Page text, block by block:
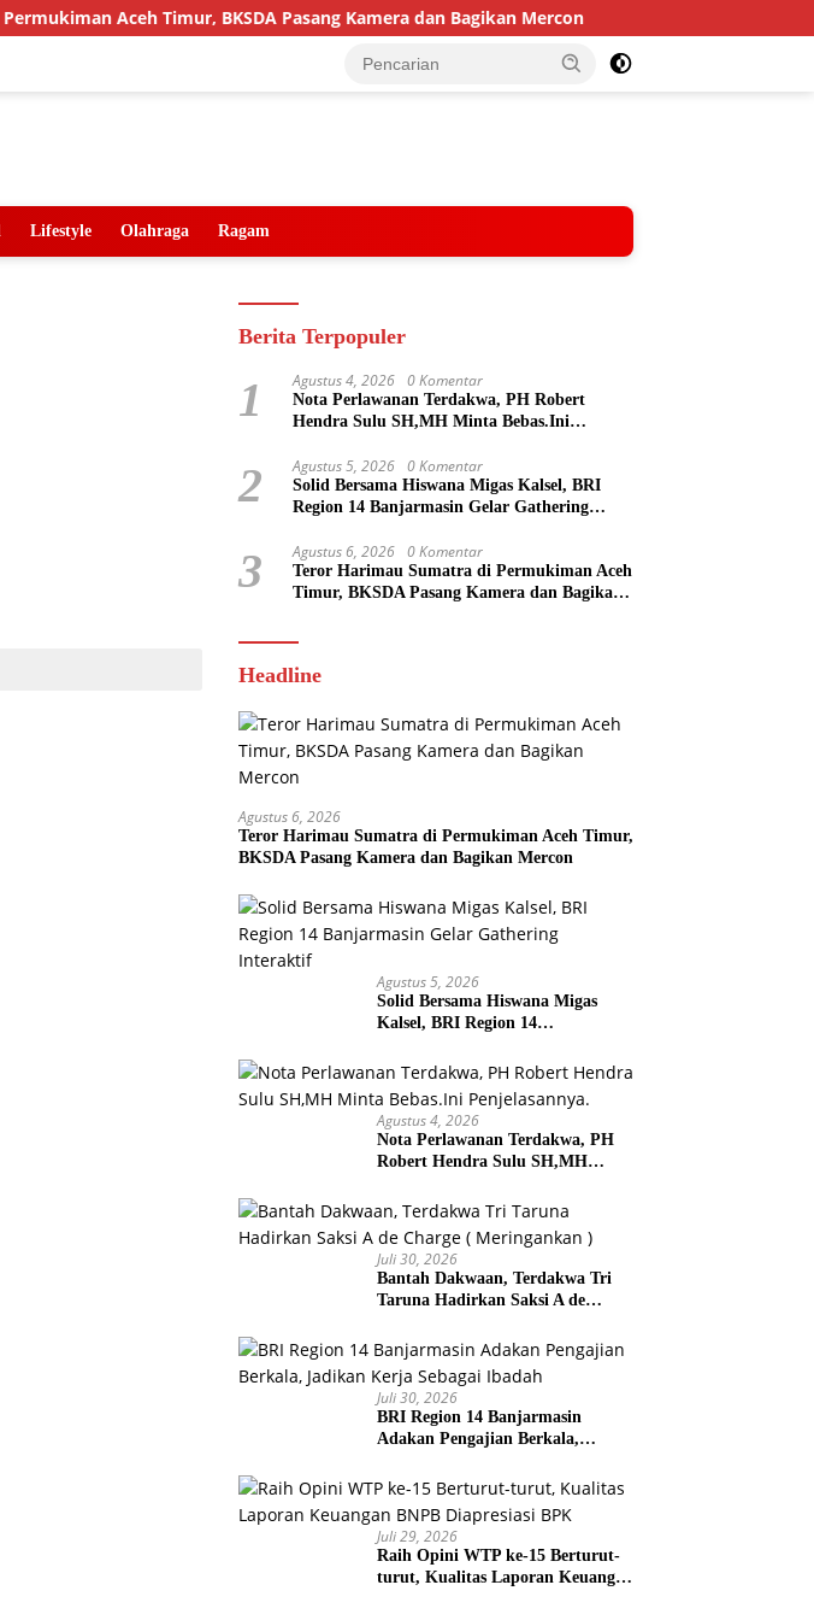
Aceh Timur, BKSDA Pasang Kamera dan Bagikan Mercon
Lifestyle Olahraga Ragam
Berita Terpopuler
1 Agustus 4, 2026 0 Komentar
Nota Perlawanan Terdakwa, PH Robert
Hendra Sulu SH,MH Minta Bebas.Ini
2 Agustus 5, 2026 0 Komentar
Solid Bersama Hiswana Migas Kalsel, BRI
Region 14 Banjarmasin Gelar Gathering
3 Agustus 6, 2026 0 Komentar
Teror Harimau Sumatra di Permukiman Aceh
Timur, BKSDA Pasang Kamera dan Bagikan
Headline
Agustus 6, 2026
Teror Harimau Sumatra di Permukiman Aceh Timur,
BKSDA Pasang Kamera dan Bagikan Mercon
Agustus 5, 2026
Solid Bersama Hiswana Migas
Kalsel, BRI Region 14
Interaktif
Agustus 4, 2026
Nota Perlawanan Terdakwa, PH
Robert Hendra Sulu SH,MH
Juli 30, 2026
Bantah Dakwaan, Terdakwa Tri
Taruna Hadirkan Saksi A de
Juli 30, 2026
BRI Region 14 Banjarmasin
Adakan Pengajian Berkala,
Juli 29, 2026
Raih Opini WTP ke-15 Berturut-
turut, Kualitas Laporan Keuangan